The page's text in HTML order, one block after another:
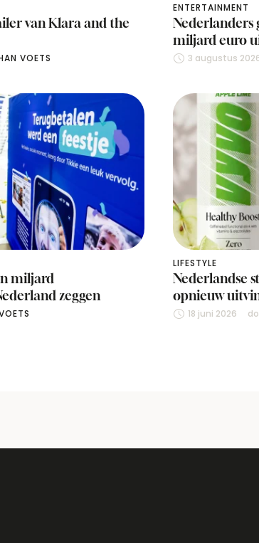
van Klara and the
VOETS
ENTERTAINMENT
Nederlanders
miljard euro
3 augustus
miljard
zeggen
LIFESTYLE
Nederlandse
opnieuw
18 juni 2026